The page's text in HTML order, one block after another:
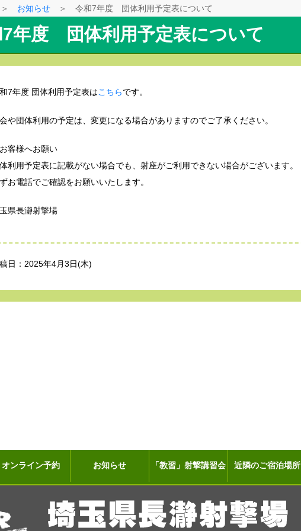
お知らせ ＞ 令和7年度 団体利用予定表について
7年度 団体利用予定表について
7年度 団体利用予定表はこちらです。
や団体利用の予定は、変更になる場合がありますのでご了承ください。
客様へお願い
利用予定表に記載がない場合でも、射座がご利用できない場合がございます。
お電話でご確認をお願いいたします。
県長瀞射撃場
日：2025年4月3日(木)
オンライン予約 お知らせ 「教習」射撃講習会 近隣のご宿泊場所